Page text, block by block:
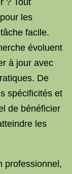
? Tout
les
facile.
évoluent
à jour avec
De
spécificités et
de bénéficier
les
professionnel,